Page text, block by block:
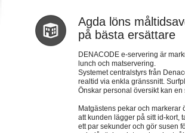
Agda löns
på bästa ersättare
DENACODE e-servering är
lunch och matservering.
Systemet centralstyrs från
realtid via enkla gränssnitt.
Önskar personal översikt kan
Matgästens pekar och
att kunden lägger på sitt id-kort,
ett par sekunder och gör susen